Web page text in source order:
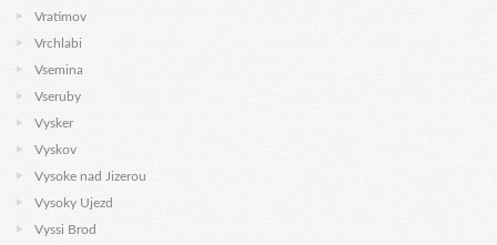
Vratimov
Vrchlabi
Vsemina
Vseruby
Vysker
Vyskov
Vysoke nad Jizerou
Vysoky Ujezd
Vyssi Brod